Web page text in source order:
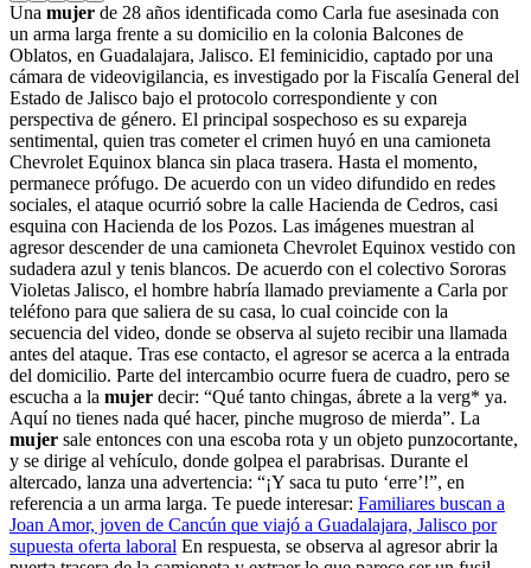
Una mujer de 28 años identificada como Carla fue asesinada con
un arma larga frente a su domicilio en la colonia Balcones de
Oblatos, en Guadalajara, Jalisco. El feminicidio, captado por una
cámara de videovigilancia, es investigado por la Fiscalía General del
Estado de Jalisco bajo el protocolo correspondiente y con
perspectiva de género. El principal sospechoso es su expareja
sentimental, quien tras cometer el crimen huyó en una camioneta
Chevrolet Equinox blanca sin placa trasera. Hasta el momento,
permanece prófugo. De acuerdo con un video difundido en redes
sociales, el ataque ocurrió sobre la calle Hacienda de Cedros, casi
esquina con Hacienda de los Pozos. Las imágenes muestran al
agresor descender de una camioneta Chevrolet Equinox vestido con
sudadera azul y tenis blancos. De acuerdo con el colectivo Sororas
Violetas Jalisco, el hombre habría llamado previamente a Carla por
teléfono para que saliera de su casa, lo cual coincide con la
secuencia del video, donde se observa al sujeto recibir una llamada
antes del ataque. Tras ese contacto, el agresor se acerca a la entrada
del domicilio. Parte del intercambio ocurre fuera de cuadro, pero se
escucha a la mujer decir: “Qué tanto chingas, ábrete a la verg* ya.
Aquí no tienes nada qué hacer, pinche mugroso de mierda”. La
mujer sale entonces con una escoba rota y un objeto punzocortante,
y se dirige al vehículo, donde golpea el parabrisas. Durante el
altercado, lanza una advertencia: “¡Y saca tu puto ‘erre’!”, en
referencia a un arma larga. Te puede interesar: Familiares buscan a
Joan Amor, joven de Cancún que viajó a Guadalajara, Jalisco por
supuesta oferta laboral En respuesta, se observa al agresor abrir la